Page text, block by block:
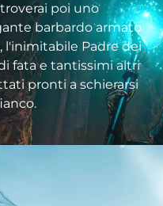
poi uno
barbardo armato
l'inimitabile Padre dei
fata e tantissimi altri
pronti a schierarsi